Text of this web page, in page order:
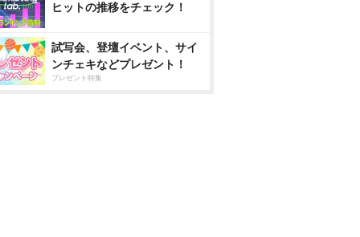
ヒットの推移をチェック！
試写会、登壇イベント、サイ
ンチェキなどプレゼント！
プレゼント特集